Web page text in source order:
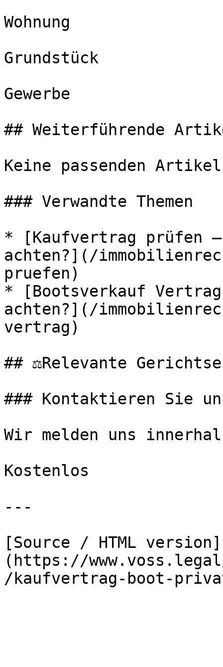
Wohnung
Grundstück
Gewerbe
## Weiterführende
Keine passenden
### Verwandte Themen
* [Kaufvertrag prüfen
achten?](/
pruefen)
* [Bootsverkauf
achten?](/
vertrag)
## ⚖️Relevante
### Kontaktieren Sie
Wir melden uns
Kostenlos
---
[Source / HTML version]
(https://